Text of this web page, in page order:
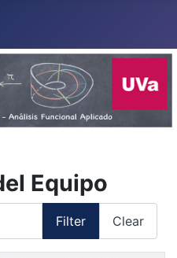
Equipo
Filter Clear